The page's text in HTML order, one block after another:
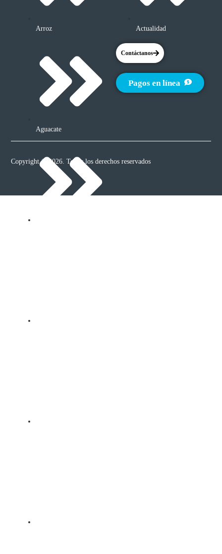
Arroz
Aguacate
Actualidad
Contáctanos
Pagos en línea
Copyright © 2026. Todos los derechos reservados